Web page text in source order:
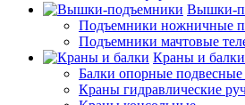
Вышки-
Подъемники ножничные
Подъемники мачтовые
Краны и балки
Балки опорные
Краны гидравлические